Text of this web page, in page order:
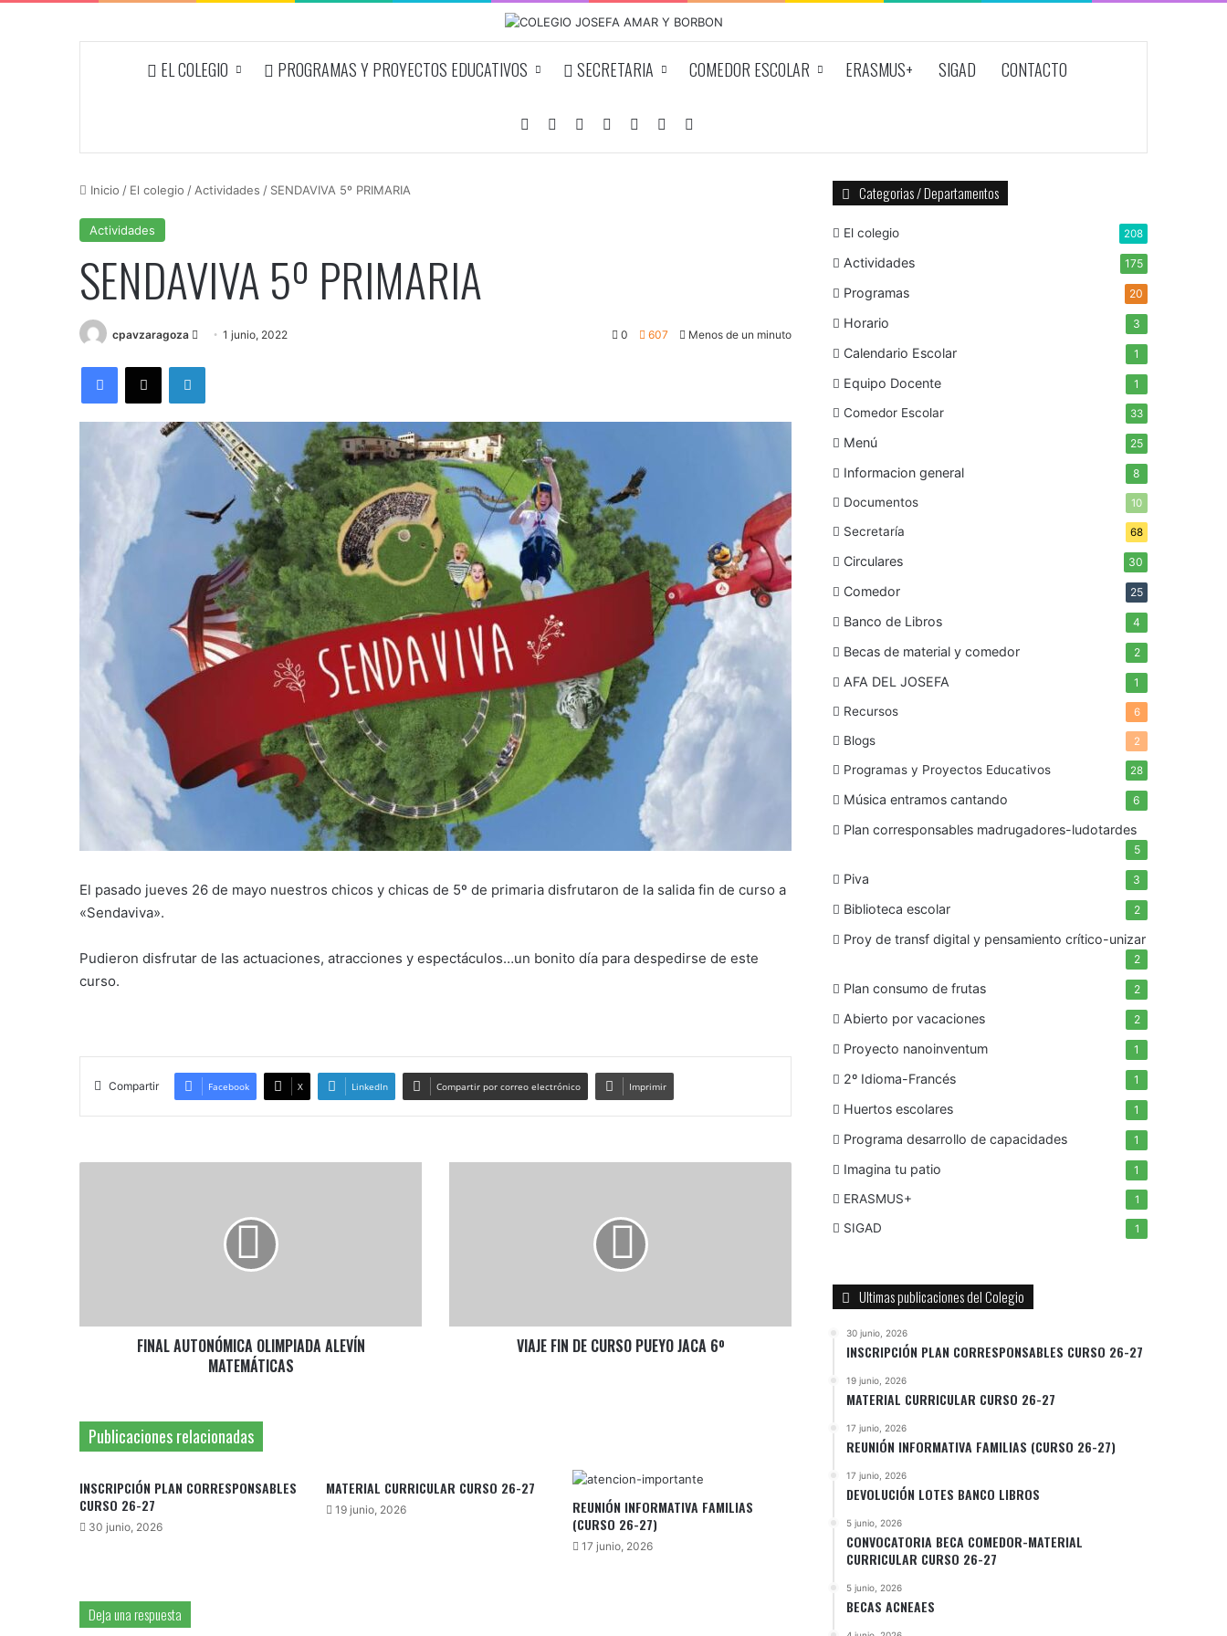
EL COLEGIO PROGRAMAS Y PROYECTOS EDUCATIVOS SECRETARIA COMEDOR ESCOLAR ERASMUS+ SIGAD CONTACTO
FacebookYouTubeInstagramAccesoPublicación al azar
Barra lateral
Inicio / El colegio / Actividades / SENDAVIVA 5º PRIMARIA
Actividades
SENDAVIVA 5º PRIMARIA
cpavzaragoza
Send1 junio, 2022 0 607 Menos de un minuto
Facebook
X LinkedIn
El pasado jueves 26 de mayo nuestros chicos y chicas de 5º de primaria disfrutaron de la salida fin de curso a
«Sendaviva».
Pudieron disfrutar de las actuaciones, atracciones y espectáculos…un bonito día para despedirse de este
curso.
Compartir Facebook X LinkedIn Compartir por correo electrónico Imprimir
FINAL AUTONÓMICA OLIMPIADA ALEVÍN
MATEMÁTICAS
VIAJE FIN DE CURSO PUEYO JACA 6º
Publicaciones relacionadas
INSCRIPCIÓN PLAN CORRESPONSABLES
CURSO 26-27
30 junio, 2026
MATERIAL CURRICULAR CURSO 26-27
19 junio, 2026
REUNIÓN INFORMATIVA FAMILIAS
(CURSO 26-27)
17 junio, 2026
Deja una respuesta
Categorias / Departamentos
El colegio 208
Actividades 175
Programas 20
Horario 3
Calendario Escolar 1
Equipo Docente 1
Comedor Escolar 33
Menú 25
Informacion general 8
Documentos 10
Secretaría 68
Circulares 30
Comedor 25
Banco de Libros 4
Becas de material y comedor 2
AFA DEL JOSEFA 1
Recursos 6
Blogs 2
Programas y Proyectos Educativos 28
Música entramos cantando 6
Plan corresponsables madrugadores-ludotardes
5
Piva 3
Biblioteca escolar 2
Proy de transf digital y pensamiento crítico-unizar
2
Plan consumo de frutas 2
Abierto por vacaciones 2
Proyecto nanoinventum 1
2º Idioma-Francés 1
Huertos escolares 1
Programa desarrollo de capacidades 1
Imagina tu patio 1
ERASMUS+ 1
SIGAD 1
Ultimas publicaciones del Colegio
30 junio, 2026
INSCRIPCIÓN PLAN CORRESPONSABLES CURSO 26-27
19 junio, 2026
MATERIAL CURRICULAR CURSO 26-27
17 junio, 2026
REUNIÓN INFORMATIVA FAMILIAS (CURSO 26-27)
17 junio, 2026
DEVOLUCIÓN LOTES BANCO LIBROS
5 junio, 2026
CONVOCATORIA BECA COMEDOR-MATERIAL
CURRICULAR CURSO 26-27
5 junio, 2026
BECAS ACNEAES